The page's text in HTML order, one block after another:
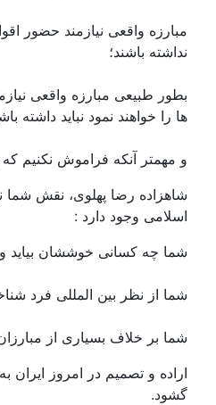
مبارزه واقعی نیازمند حضور
نداشته باشند؛
بطور طبیعی مبارزه واقعی
ها را خواهند نمود نباید
و مهمتر آنکه فراموش نکنیم
شاهزاده رضا پهلوی، نقش شما
اسلامی وجود دارد :
شما چه کسانی خوششان بیاید و
شما از نظر بین المللی فرد
شما بر خلاف بسیاری از
اراده و تصمیم در امروز
گشود.